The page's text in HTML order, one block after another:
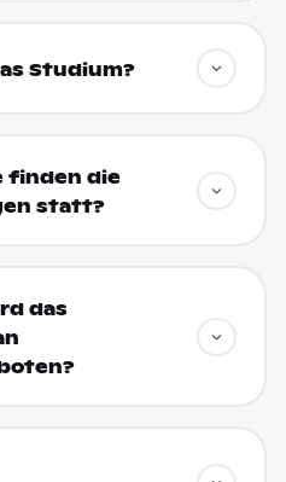
Studium?
finden die
statt?
das